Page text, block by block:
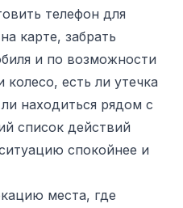
телефон для
карте, забрать
и по возможности
колесо, есть ли утечка
находиться рядом с
список действий
спокойнее и
места, где